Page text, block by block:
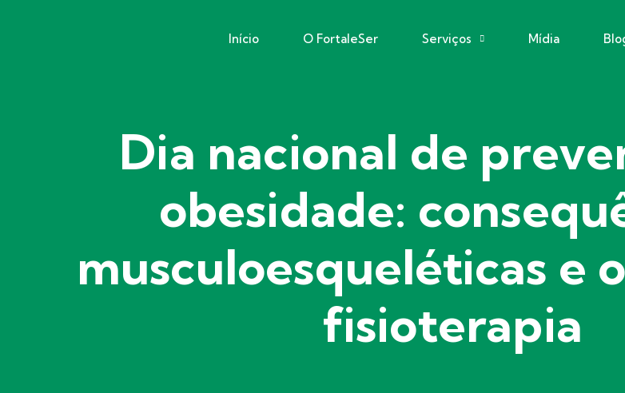
Início O FortaleSer Serviços Mídia
Dia nacional de
obesidade:
musculoesqueléticas e
fisioterapia